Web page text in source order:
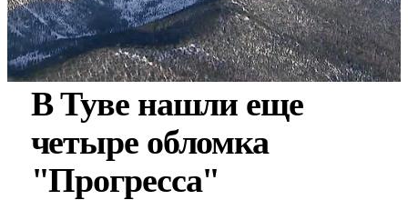
В Туве нашли еще
четыре обломка
"Прогресса"